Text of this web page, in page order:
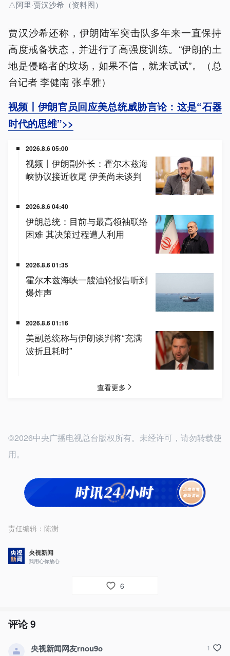
△阿里·贾汉沙希（资料图）
贾汉沙希还称，伊朗️陆军突击队多年来一直保持
高度戒备状态，并进行了高强度训练。“伊朗的土
地是侵略者的坟场，如果不信，就来试试”。（总
台记者 李健南 张卓雅）
视频丨伊朗官员回应美总统威胁言论：这是“石器
时代的思维”>>
©2026中央广播电视总台版权所有。未经许可，请勿转载使
用。
责任编辑： 陈澍
央视新闻
我用心你放心
6
评论9
央视新闻网友rnou9o 1